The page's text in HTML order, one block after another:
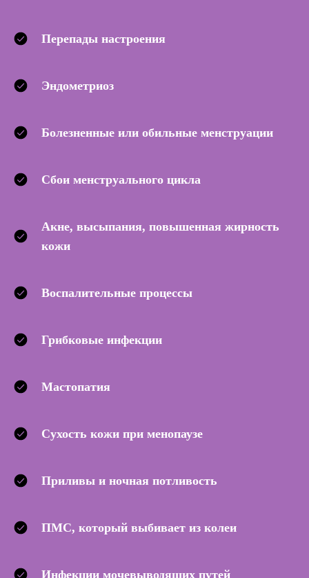
Перепады настроения
Эндометриоз
Болезненные или обильные менструации
Сбои менструального цикла
Акне, высыпания, повышенная жирность
кожи
Воспалительные процессы
Грибковые инфекции
Мастопатия
Сухость кожи при менопаузе
Приливы и ночная потливость
ПМС, который выбивает из колеи
Инфекции мочевыводящих путей